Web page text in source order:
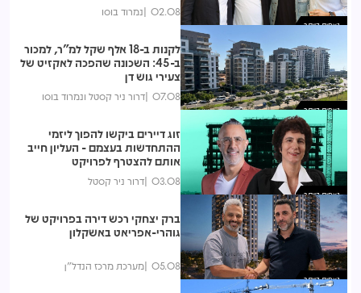
נצפות ביותר
02.08 נמרוד בוסו
נצפות ביותר
לקנות ב-18 אלף שקל למ"ר, למכור
ב-45: השכונה שהפכה לאקזיט של
צעירי גוש דן
07.08 דרור ניר קסטל ונמרוד בוסו
נצפות ביותר
זוג דיירים ביקשו להפוך ליזמי
ההתחדשות בעצמם - העליון חייב
אותם להצטרף לפרויקט
03.08 דרור ניר קסטל
נצפות ביותר
ברק יצחקי רכש דירה בפרויקט של
גוהרי-אפריאט באשקלון
05.08 מערכת מרכז הנדל"ן